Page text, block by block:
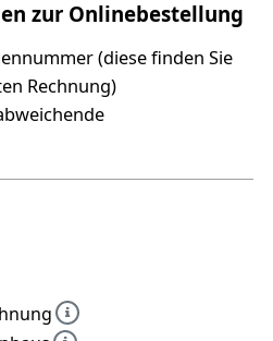
zur Onlinebestellung
(diese finden Sie
Rechnung)